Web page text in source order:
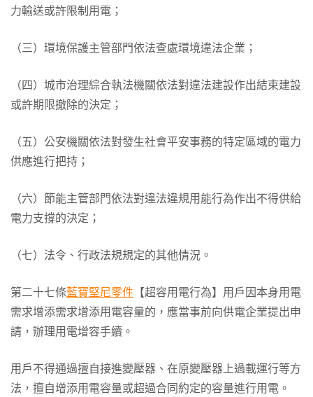
力輸送或許限制用電；
（三）環境保護主管部門依法查處環境違法企業；
（四）城市治理綜合執法機關依法對違法建設作出結束建設
或許期限撤除的決定；
（五）公安機關依法對發生社會平安事務的特定區域的電力
供應進行把持；
（六）節能主管部門依法對違法違規用能行為作出不得供給
電力支撐的決定；
（七）法令、行政法規規定的其他情況。
第二十七條藍寶堅尼零件 【超容用電行為】用戶因本身用電
需求增添需求增添用電容量的，應當事前向供電企業提出申
請，辦理用電增容手續。
用戶不得通過擅自接進變壓器、在原變壓器上過載運行等方
法，擅自增添用電容量或超過合同約定的容量進行用電。